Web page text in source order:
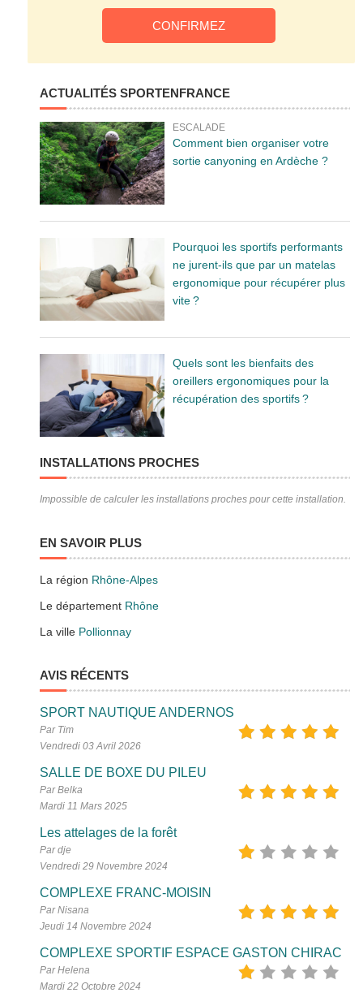
ACTUALITÉS SPORTENFRANCE
ESCALADE
Comment bien organiser votre
sortie canyoning en Ardèche ?
Pourquoi les sportifs performants
ne jurent-ils que par un matelas
ergonomique pour récupérer plus
vite ?
Quels sont les bienfaits des
oreillers ergonomiques pour la
récupération des sportifs ?
INSTALLATIONS PROCHES
Impossible de calculer les installations proches pour cette installation.
EN SAVOIR PLUS
La région Rhône-Alpes
Le département Rhône
La ville Pollionnay
AVIS RÉCENTS
SPORT NAUTIQUE ANDERNOS
Par Tim
Vendredi 03 Avril 2026
SALLE DE BOXE DU PILEU
Par Belka
Mardi 11 Mars 2025
Les attelages de la forêt
Par dje
Vendredi 29 Novembre 2024
COMPLEXE FRANC-MOISIN
Par Nisana
Jeudi 14 Novembre 2024
COMPLEXE SPORTIF ESPACE GASTON CHIRAC
Par Helena
Mardi 22 Octobre 2024